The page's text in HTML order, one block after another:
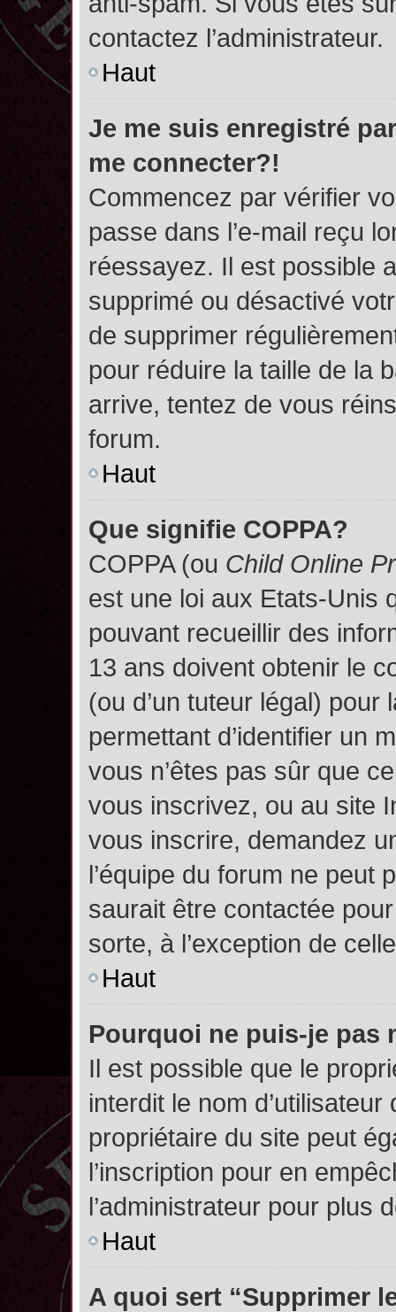
contactez l’administrateur.
Haut
Je me suis enregistré
me connecter?!
Commencez par vérifier
passe dans l’e-mail reçu
réessayez. Il est possible
supprimé ou désactivé
de supprimer
pour réduire la taille de la
arrive, tentez de vous
forum.
Haut
Que signifie COPPA?
COPPA (ou Child Online
est une loi aux Etats-Unis
pouvant recueillir des
13 ans doivent obtenir le
(ou d’un tuteur légal)
permettant d’identifier un
vous n’êtes pas sûr que
vous inscrivez, ou au site
vous inscrire, demandez
l’équipe du forum ne peut
saurait être contactée
sorte, à l’exception de
Haut
Pourquoi ne puis-je pas
Il est possible que le
interdit le nom
propriétaire du site peut
l’inscription pour en
l’administrateur pour plus
Haut
A quoi sert “Supprimer